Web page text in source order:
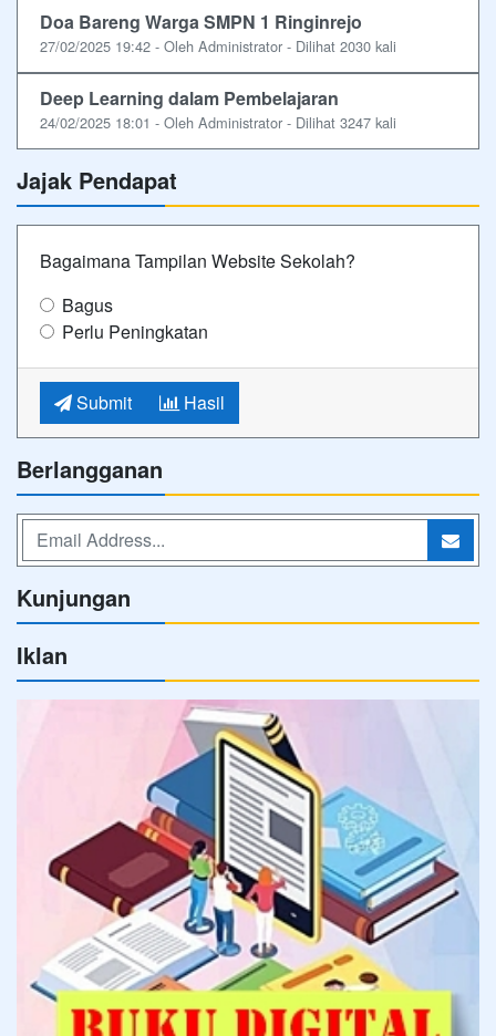
Doa Bareng Warga SMPN 1 Ringinrejo
27/02/2025 19:42 - Oleh Administrator - Dilihat 2030 kali
Deep Learning dalam Pembelajaran
24/02/2025 18:01 - Oleh Administrator - Dilihat 3247 kali
Jajak Pendapat
Bagaimana Tampilan Website Sekolah?
Bagus
Perlu Peningkatan
Submit Hasil
Berlangganan
Kunjungan
Iklan